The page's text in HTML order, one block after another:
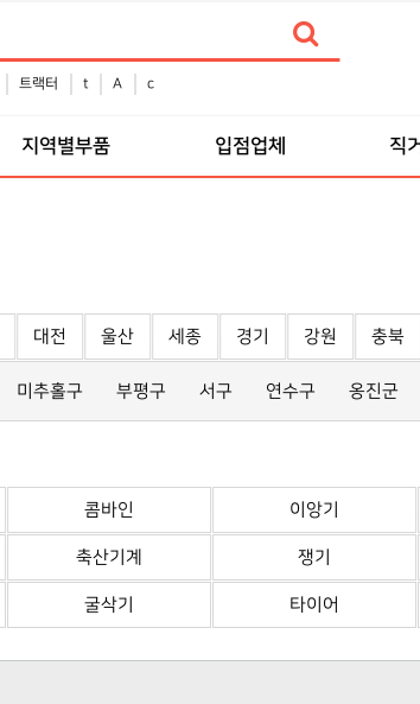
트랙터 t A c
지역별부품 입점업체 직
대전 울산 세종 경기 강원 충북
미추홀구 부평구 서구 연수구 옹진군
콤바인 이앙기
축산기계 쟁기
굴삭기 타이어